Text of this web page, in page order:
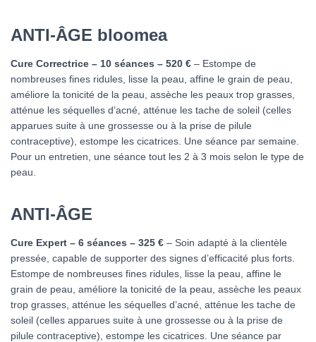
ANTI-ÂGE bloomea
Cure Correctrice – 10 séances – 520 € – Estompe de
nombreuses fines ridules, lisse la peau, affine le grain de peau,
améliore la tonicité de la peau, assèche les peaux trop grasses,
atténue les séquelles d’acné, atténue les tache de soleil (celles
apparues suite à une grossesse ou à la prise de pilule
contraceptive), estompe les cicatrices. Une séance par semaine.
Pour un entretien, une séance tout les 2 à 3 mois selon le type de
peau.
ANTI-ÂGE
Cure Expert – 6 séances – 325 € – Soin adapté à la clientèle
pressée, capable de supporter des signes d’efficacité plus forts.
Estompe de nombreuses fines ridules, lisse la peau, affine le
grain de peau, améliore la tonicité de la peau, assèche les peaux
trop grasses, atténue les séquelles d’acné, atténue les tache de
soleil (celles apparues suite à une grossesse ou à la prise de
pilule contraceptive), estompe les cicatrices. Une séance par